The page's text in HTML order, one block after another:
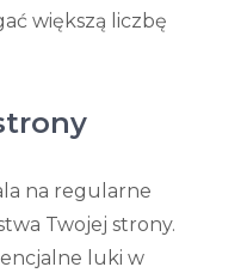
większą liczbę
na regularne
Twojej strony.
luki w